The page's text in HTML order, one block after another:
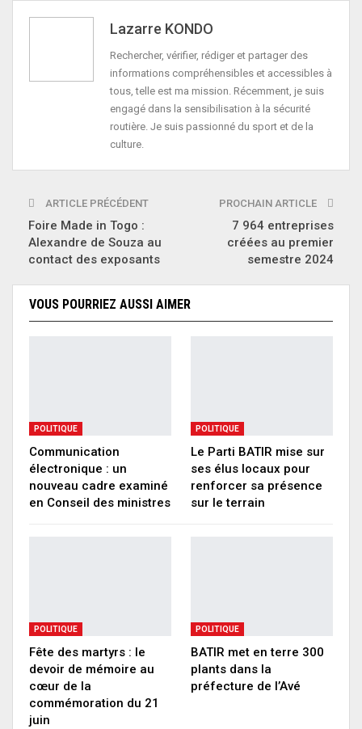
Lazarre KONDO
Rechercher, vérifier, rédiger et partager des
informations compréhensibles et accessibles à
tous, telle est ma mission. Récemment, je suis
engagé dans la sensibilisation à la sécurité
routière. Je suis passionné du sport et de la
culture.
ARTICLE PRÉCÉDENT
Foire Made in Togo :
Alexandre de Souza au
contact des exposants
PROCHAIN ARTICLE
7 964 entreprises
créées au premier
semestre 2024
VOUS POURRIEZ AUSSI AIMER
POLITIQUE
Communication
électronique : un
nouveau cadre examiné
en Conseil des ministres
POLITIQUE
Le Parti BATIR mise sur
ses élus locaux pour
renforcer sa présence
sur le terrain
POLITIQUE
Fête des martyrs : le
devoir de mémoire au
cœur de la
commémoration du 21
juin
POLITIQUE
BATIR met en terre 300
plants dans la
préfecture de l’Avé